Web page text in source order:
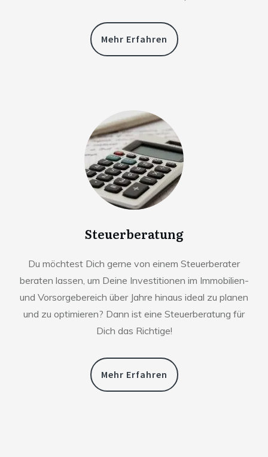
Mehr Erfahren
Steuerberatung
Du möchtest Dich gerne von einem Steuerberater
beraten lassen, um Deine Investitionen im Immobilien-
und Vorsorgebereich über Jahre hinaus ideal zu planen
und zu optimieren? Dann ist eine Steuerberatung für
Dich das Richtige!
Mehr Erfahren